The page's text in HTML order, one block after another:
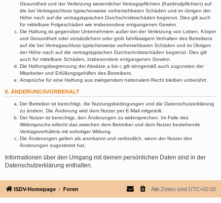
Gesundheit und der Verletzung wesentlicher Vertragspflichten (Kardinalpflichten) auf
die bei Vertragsschluss typischerweise vorhersehbaren Schäden und im übrigen der
Höhe nach auf die vertragstypischen Durchschnittsschäden begrenzt. Dies gilt auch
für mittelbare Folgeschäden wie insbesondere entgangenen Gewinn.
Die Haftung ist gegenüber Unternehmern außer bei der Verletzung von Leben, Körper
und Gesundheit oder vorsätzlichem oder grob fahrlässigem Verhalten des Betreibers
auf die bei Vertragsschluss typischerweise vorhersehbaren Schäden und im Übrigen
der Höhe nach auf die vertragstypischen Durchschnittsschäden begrenzt. Dies gilt
auch für mittelbare Schäden, insbesondere entgangenen Gewinn.
Die Haftungsbegrenzung der Absätze a bis c gilt sinngemäß auch zugunsten der
Mitarbeiter und Erfüllungsgehilfen des Betreibers.
Ansprüche für eine Haftung aus zwingendem nationalem Recht bleiben unberührt.
6. ÄNDERUNGSVORBEHALT
Der Betreiber ist berechtigt, die Nutzungsbedingungen und die Datenschutzerklärung
zu ändern. Die Änderung wird dem Nutzer per E-Mail mitgeteilt.
Der Nutzer ist berechtigt, den Änderungen zu widersprechen. Im Falle des
Widerspruchs erlischt das zwischen dem Betreiber und dem Nutzer bestehende
Vertragsverhältnis mit sofortiger Wirkung.
Die Änderungen gelten als anerkannt und verbindlich, wenn der Nutzer den
Änderungen zugestimmt hat.
Informationen über den Umgang mit deinen persönlichen Daten sind in der
Datenschutzerklärung enthalten.
ISDV-Homepage Foren Alle Zeiten sind UTC+02:00